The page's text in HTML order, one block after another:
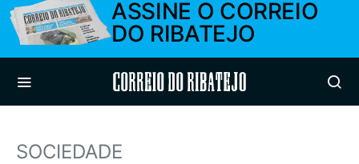
ASSINE O CORREIO
DO RIBATEJO
Correio do Ribatejo
SOCIEDADE